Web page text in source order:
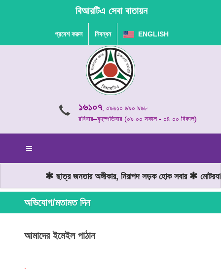
বিআরটিএ সেবা বাতায়ন
প্রবেশ করুন নিবন্ধন ENGLISH
১৬১০৭, ০৯৬১০ ৯৯০ ৯৯৮
রবিবার–বৃহস্পতিবার (০৯.০০ সকাল - ০৪.০০ বিকাল)
ছাত্র জনতার অঙ্গীকার, নিরাপদ সড়ক হোক সবার মোটরযান
অভিযোগ/মতামত দিন
আমাদের ইমেইল পাঠান